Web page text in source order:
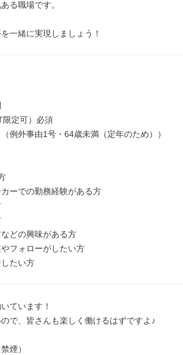
る職場です。
一緒に実現しましょう！
定可）必須
例外事由1号・64歳未満（定年のため））
ーでの勤務経験がある方
どの興味がある方
フォローがしたい方
たい方
ています！
で、皆さんも楽しく働けるはずですよ♪
煙）